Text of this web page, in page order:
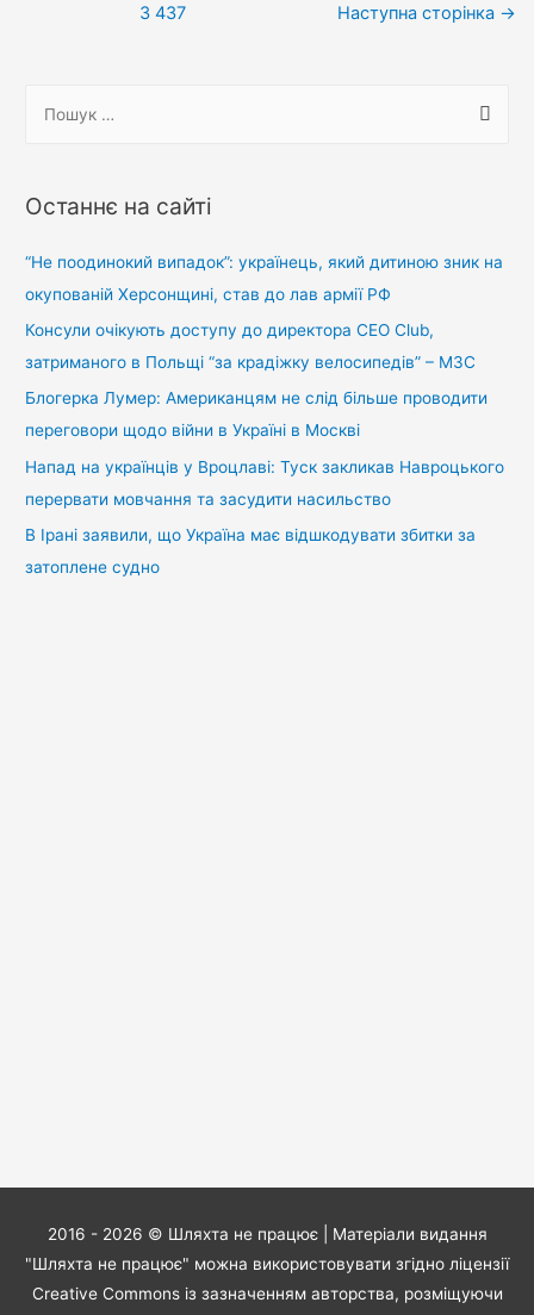
Союзу
3 437
Наступна сторінка →
у
:
Останнє на сайті
“Не поодинокий випадок”: українець, який дитиною зник на
окупованій Херсонщині, став до лав армії РФ
Консули очікують доступу до директора CEO Club,
затриманого в Польщі “за крадіжку велосипедів” – МЗС
Блогерка Лумер: Американцям не слід більше проводити
переговори щодо війни в Україні в Москві
Напад на українців у Вроцлаві: Туск закликав Навроцького
перервати мовчання та засудити насильство
В Ірані заявили, що Україна має відшкодувати збитки за
затоплене судно
2016 - 2026 © Шляхта не працює| Матеріали видання
"Шляхта не працює" можна використовувати згідно ліцензії
Creative Commons із зазначенням авторства, розміщуючи